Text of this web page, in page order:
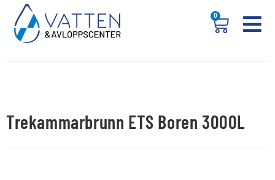
0
Trekammarbrunn ETS Boren 3000L